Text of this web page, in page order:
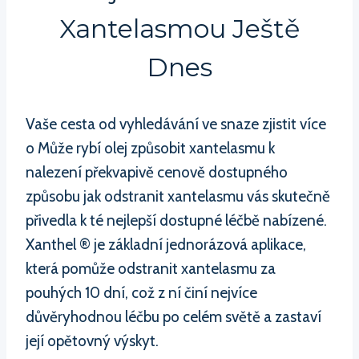
Xantelasmou Ještě
Dnes
Vaše cesta od vyhledávání ve snaze zjistit více
o Může rybí olej způsobit xantelasmu k
nalezení překvapivě cenově dostupného
způsobu jak odstranit xantelasmu vás skutečně
přivedla k té nejlepší dostupné léčbě nabízené.
Xanthel ® je základní jednorázová aplikace,
která pomůže odstranit xantelasmu za
pouhých 10 dní, což z ní činí nejvíce
důvěryhodnou léčbu po celém světě a zastaví
její opětovný výskyt.